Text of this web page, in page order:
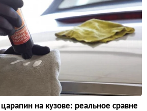
на кузове: реальное сравне